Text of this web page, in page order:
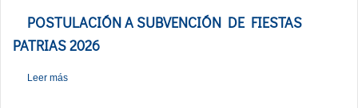
POSTULACIÓN A SUBVENCIÓN DE FIESTAS
PATRIAS 2026
Leer más